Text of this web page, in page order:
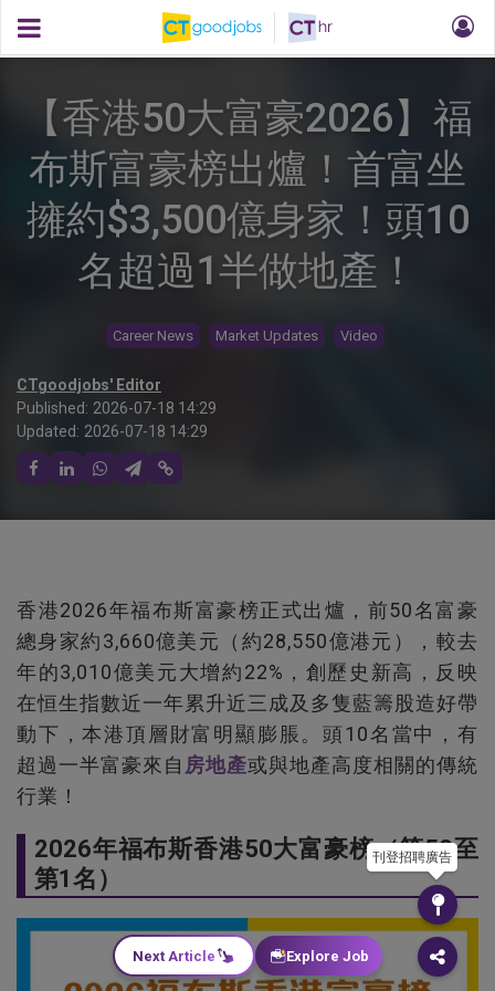
【香港50大富豪2026】福
布斯富豪榜出爐！首富坐
擁約$3,500億身家！頭10
名超過1半做地產！
Career News Market Updates Video
CTgoodjobs' Editor
Published: 2026-07-18 14:29
Updated: 2026-07-18 14:29
香港2026年福布斯富豪榜正式出爐，前50名富豪
總身家約3,660億美元（約28,550億港元），較去
年的3,010億美元大增約22%，創歷史新高，反映
在恒生指數近一年累升近三成及多隻藍籌股造好帶
動下，本港頂層財富明顯膨脹。頭10名當中，有
超過一半富豪來自 房地產或與地產高度相關的傳統
行業！
2026年福布斯香港50大富豪榜（第50至
第1名）
刊登招聘廣告
Next Article Explore Job